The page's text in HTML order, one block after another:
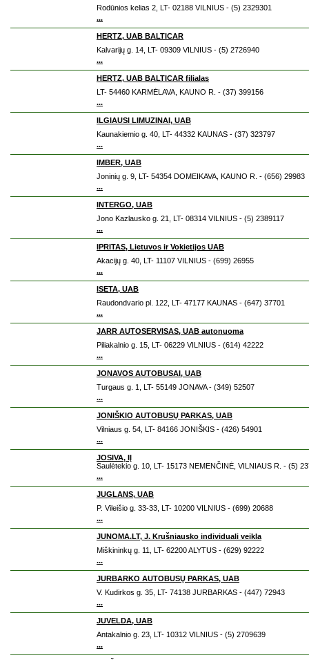
Rodūnios kelias 2, LT- 02188 VILNIUS - (5) 2329301
...
HERTZ, UAB BALTICAR
Kalvarijų g. 14, LT- 09309 VILNIUS - (5) 2726940
...
HERTZ, UAB BALTICAR filialas
LT- 54460 KARMĖLAVA, KAUNO R. - (37) 399156
...
ILGIAUSI LIMUZINAI, UAB
Kaunakiemio g. 40, LT- 44332 KAUNAS - (37) 323797
...
IMBER, UAB
Joninių g. 9, LT- 54354 DOMEIKAVA, KAUNO R. - (656) 29983
...
INTERGO, UAB
Jono Kazlausko g. 21, LT- 08314 VILNIUS - (5) 2389117
...
IPRITAS, Lietuvos ir Vokietijos UAB
Akacijų g. 40, LT- 11107 VILNIUS - (699) 26955
...
ISETA, UAB
Raudondvario pl. 122, LT- 47177 KAUNAS - (647) 37701
...
JARR AUTOSERVISAS, UAB autonuoma
Piliakalnio g. 15, LT- 06229 VILNIUS - (614) 42222
...
JONAVOS AUTOBUSAI, UAB
Turgaus g. 1, LT- 55149 JONAVA - (349) 52507
...
JONIŠKIO AUTOBUSŲ PARKAS, UAB
Vilniaus g. 54, LT- 84166 JONIŠKIS - (426) 54901
...
JOSIVA, IĮ
Saulėtekio g. 10, LT- 15173 NEMENČINĖ, VILNIAUS R. - (5)
...
JUGLANS, UAB
P. Vileišio g. 33-33, LT- 10200 VILNIUS - (699) 20688
...
JUNOMA.LT, J. Krušniausko individuali veikla
Miškininkų g. 11, LT- 62200 ALYTUS - (629) 92222
...
JURBARKO AUTOBUSŲ PARKAS, UAB
V. Kudirkos g. 35, LT- 74138 JURBARKAS - (447) 72943
...
JUVELDA, UAB
Antakalnio g. 23, LT- 10312 VILNIUS - (5) 2709639
...